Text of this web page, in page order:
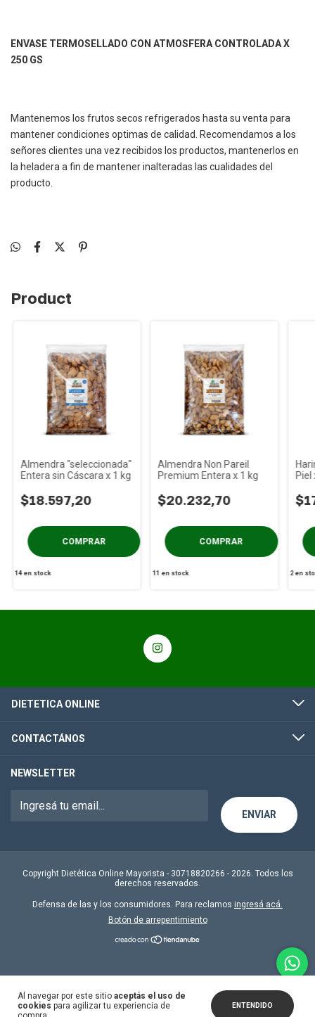
Al navegar por este sitio aceptás el uso de
cookies para agilizar tu experiencia de
ENTENDIDO
ENVASE TERMOSELLADO CON ATMOSFERA CONTROLADA X
250 GS
Mantenemos los frutos secos refrigerados hasta su venta para
mantener condiciones optimas de calidad. Recomendamos a los
señores clientes una vez recibidos los productos, mantenerlos en
la heladera a fin de mantener inalteradas las cualidades del
producto.
Product
Almendra "seleccionada"
Entera sin Cáscara x 1 kg
$18.597,20
14en stock
Almendra Non Pareil
Premium Entera x 1 kg
$20.232,70
11 en stock
Piel
2en
DIETETICA ONLINE
CONTACTÁNOS
NEWSLETTER
Copyright Dietética Online Mayorista - 30718820266 - 2026. Todos los
derechos reservados.
Defensa de las y los consumidores. Para reclamos ingresá acá.
Botón de arrepentimiento